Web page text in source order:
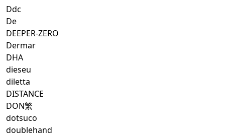
Ddc
De
DEEPER-ZERO
Dermar
DHA
dieseu
diletta
DISTANCE
DON繁
dotsuco
doublehand